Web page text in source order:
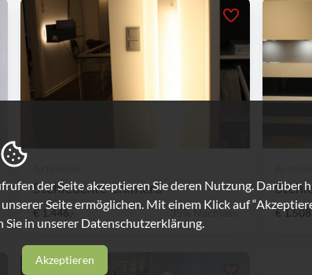
Stehleuchte Chimera
€ 1.446,- 35% Nachlass €
der Seite akzeptieren Sie deren Nutzung. Darüber
Seite ermöglichen. Mit einem Klick auf
in unserer Datenschutzerklärung.
Akzeptieren